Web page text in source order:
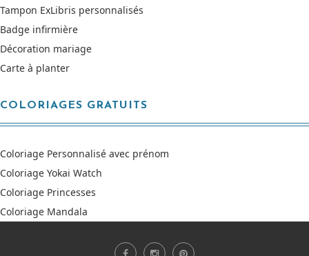
Tampon ExLibris personnalisés
Badge infirmière
Décoration mariage
Carte à planter
COLORIAGES GRATUITS
Coloriage Personnalisé avec prénom
Coloriage Yokai Watch
Coloriage Princesses
Coloriage Mandala